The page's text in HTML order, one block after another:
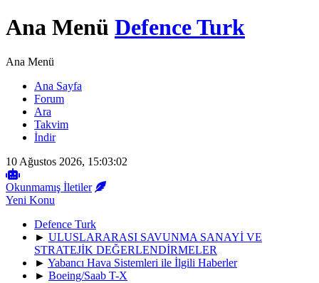
Ana Menü Defence Turk
Ana Menü
Ana Sayfa
Forum
Ara
Takvim
İndir
10 Ağustos 2026, 15:03:02
Okunmamış İletiler
Yeni Konu
Defence Turk
► ULUSLARARASI SAVUNMA SANAYİ VE
STRATEJİK DEĞERLENDİRMELER
► Yabancı Hava Sistemleri ile İlgili Haberler
► Boeing/Saab T-X